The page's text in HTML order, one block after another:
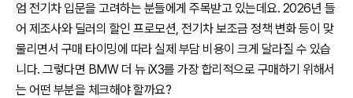
엄 전기차 입문을 고려하는 분들에게 주목받고 있는데요. 2026년 들
어 제조사와 딜러의 할인 프로모션, 전기차 보조금 정책 변화 등이 맞
물리면서 구매 타이밍에 따라 실제 부담 비용이 크게 달라질 수 있습
니다. 그렇다면 BMW 더 뉴 iX3를 가장 합리적으로 구매하기 위해서
는 어떤 부분을 체크해야 할까요?